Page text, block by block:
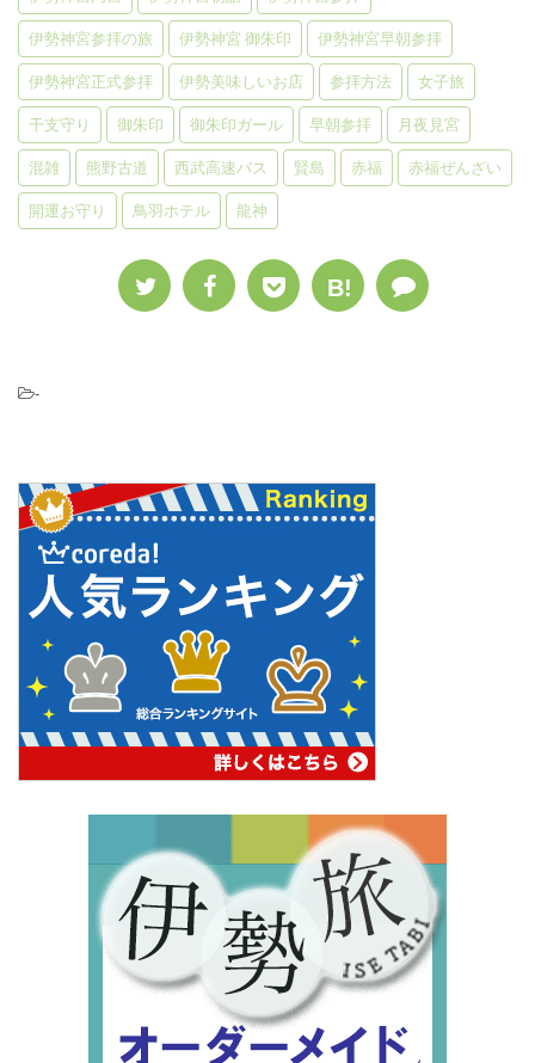
伊勢神宮参拝の旅 伊勢神宮 御朱印 伊勢神宮早朝参拝
伊勢神宮正式参拝 伊勢美味しいお店 参拝方法 女子旅
干支守り 御朱印 御朱印ガール 早朝参拝 月夜見宮
混雑 熊野古道 西武高速バス 賢島 赤福 赤福ぜんざい
開運お守り 鳥羽ホテル 龍神
B!
-